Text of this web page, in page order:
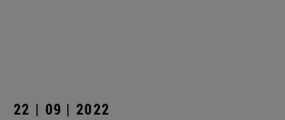
22 | 09 | 2022